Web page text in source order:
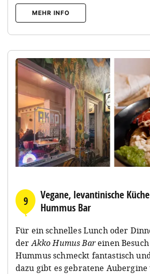
MEHR INFO
9
Vegane, levantinische
Hummus Bar
Für ein schnelles Lunch oder
derAkko Humus Bareinen
Hummus schmeckt fantastisch
dazu gibt es gebratene